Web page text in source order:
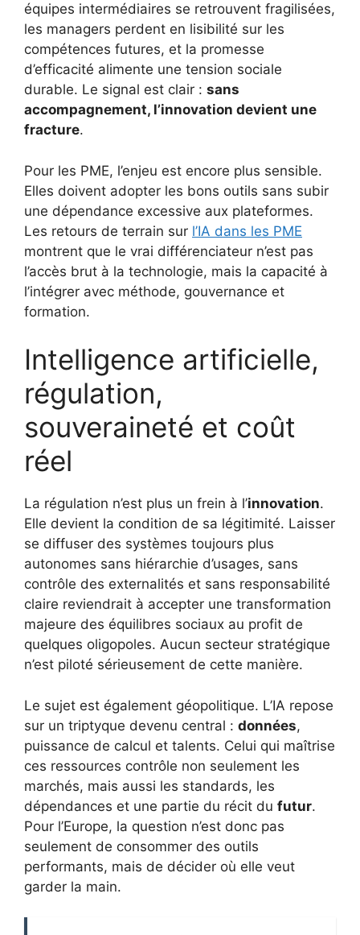
équipes intermédiaires se retrouvent fragilisées,
les managers perdent en lisibilité sur les
compétences futures, et la promesse
d’efficacité alimente une tension sociale
durable. Le signal est clair : sans
accompagnement, l’innovation devient une
fracture.
Pour les PME, l’enjeu est encore plus sensible.
Elles doivent adopter les bons outils sans subir
une dépendance excessive aux plateformes.
Les retours de terrain sur l’IA dans les PME
montrent que le vrai différenciateur n’est pas
l’accès brut à la technologie, mais la capacité à
l’intégrer avec méthode, gouvernance et
formation.
Intelligence artificielle,
régulation,
souveraineté et coût
réel
La régulation n’est plus un frein à l’innovation.
Elle devient la condition de sa légitimité. Laisser
se diffuser des systèmes toujours plus
autonomes sans hiérarchie d’usages, sans
contrôle des externalités et sans responsabilité
claire reviendrait à accepter une transformation
majeure des équilibres sociaux au profit de
quelques oligopoles. Aucun secteur stratégique
n’est piloté sérieusement de cette manière.
Le sujet est également géopolitique. L’IA repose
sur un triptyque devenu central : données,
puissance de calcul et talents. Celui qui maîtrise
ces ressources contrôle non seulement les
marchés, mais aussi les standards, les
dépendances et une partie du récit du futur.
Pour l’Europe, la question n’est donc pas
seulement de consommer des outils
performants, mais de décider où elle veut
garder la main.